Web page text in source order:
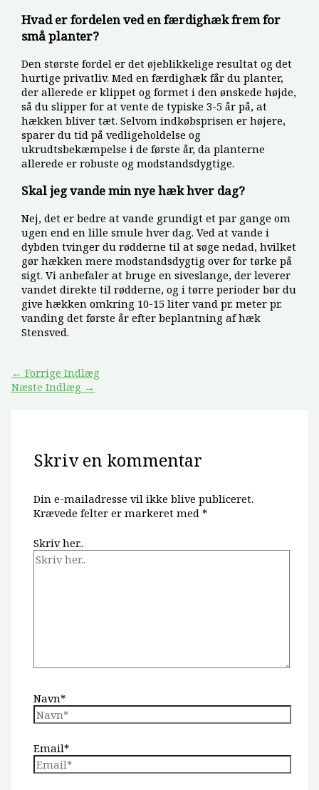
Hvad er fordelen ved en færdighæk frem for
små planter?
Den største fordel er det øjeblikkelige resultat og det
hurtige privatliv. Med en færdighæk får du planter,
der allerede er klippet og formet i den ønskede højde,
så du slipper for at vente de typiske 3-5 år på, at
hækken bliver tæt. Selvom indkøbsprisen er højere,
sparer du tid på vedligeholdelse og
ukrudtsbekæmpelse i de første år, da planterne
allerede er robuste og modstandsdygtige.
Skal jeg vande min nye hæk hver dag?
Nej, det er bedre at vande grundigt et par gange om
ugen end en lille smule hver dag. Ved at vande i
dybden tvinger du rødderne til at søge nedad, hvilket
gør hækken mere modstandsdygtig over for tørke på
sigt. Vi anbefaler at bruge en siveslange, der leverer
vandet direkte til rødderne, og i tørre perioder bør du
give hækken omkring 10-15 liter vand pr. meter pr.
vanding det første år efter beplantning af hæk
Stensved.
← Forrige Indlæg
Næste Indlæg →
Skriv en kommentar
Din e-mailadresse vil ikke blive publiceret.
Krævede felter er markeret med*
Skriv her..
Navn*
Email*